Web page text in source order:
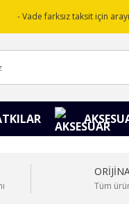
- Vade farksız taksit için
Tüm